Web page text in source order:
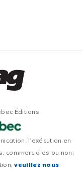
Éditions
l’exécution en
commerciales ou non,
veuillez nous